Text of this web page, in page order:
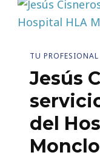
TU PROFESIONAL
Jesús
del